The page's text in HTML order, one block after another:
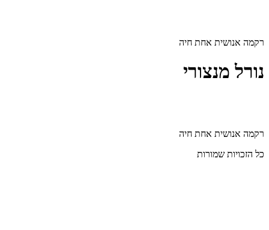
רקמה אנושית אחת חיה
נורל מנצורי
רקמה אנושית אחת חיה
כל הזכויות שמורות